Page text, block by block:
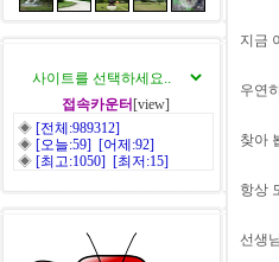
접속카운터 [view]
◈ [전체:989312]
◈ [오늘:59] [어제:92]
◈ [최고:1050] [최저:15]
지금
우연
찾아
항상
선생